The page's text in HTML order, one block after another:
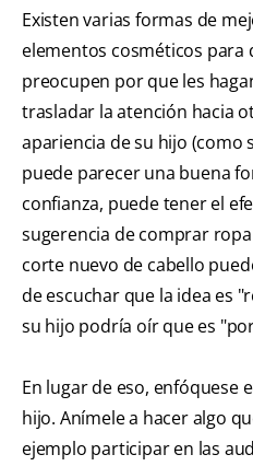
Existen varias formas de
elementos cosméticos para
preocupen por que les
trasladar la atención hacia
apariencia de su hijo (como
puede parecer una buena
confianza, puede tener el
sugerencia de comprar
corte nuevo de cabello
de escuchar que la idea es
su hijo podría oír que es
En lugar de eso, enfóquese
hijo. Anímele a hacer algo
ejemplo participar en las